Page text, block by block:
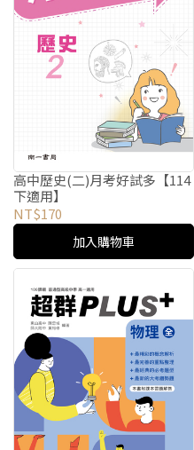
高中歷史(二)月考好試多【114
下適用】
NT$170
加入購物車